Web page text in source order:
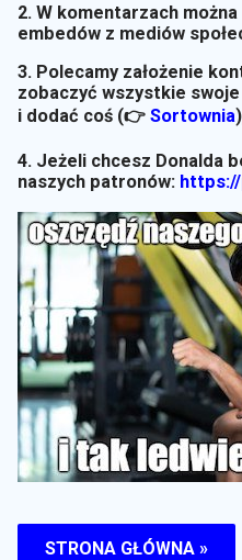
2. W komentarzach
embedów z mediów
3. Polecamy założenie
zobaczyć wszystkie
i dodać coś (👉 Sortownia)
4. Jeżeli chcesz Donalda
naszych patronów:
STRONA GŁÓWNA »